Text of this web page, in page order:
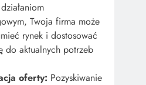
Twoja firma może
rynek i dostosować
do aktualnych potrzeb
oferty: Pozyskiwanie